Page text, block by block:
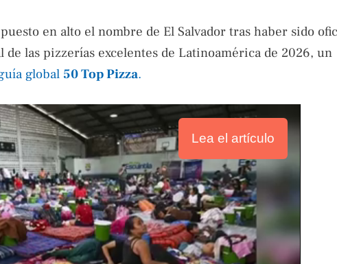
en alto el nombre de El Salvador tras haber sido
las pizzerías excelentes de Latinoamérica de 2026, un
global 50 Top Pizza.
Lea el artículo